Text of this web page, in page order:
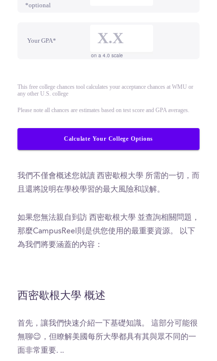
*optional
Your GPA*
on a 4.0 scale
This free college chances tool calculates your acceptance chances at WMU or
any other U.S. college
Please note all chances are estimates based on test score and GPA averages.
Calculate Your College Options
我們不僅會概述您就讀 西密歇根大學 所需的一切，而
且還將說明在學校學習的最大風險和誤解。
如果您無法親自到訪 西密歇根大學 並查詢相關問題，
那麼CampusReel則是供您使用的最重要資源。 以下
為我們將要涵蓋的內容：
西密歇根大學 概述
首先，讓我們快速介紹一下基礎知識。 這部分可能很
無聊😉，但瞭解美國每所大學都具有其與眾不同的一
面非常重要. ..